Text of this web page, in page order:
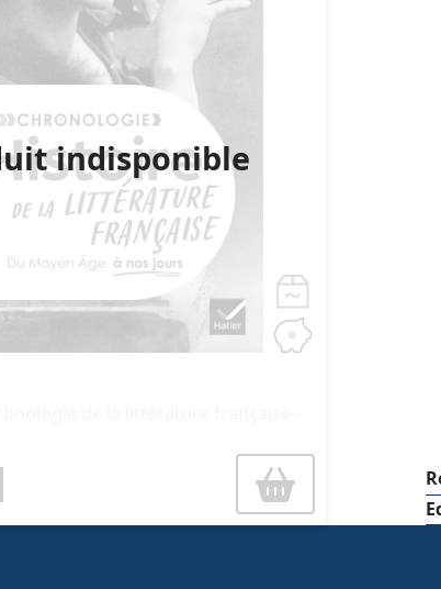
indisponible